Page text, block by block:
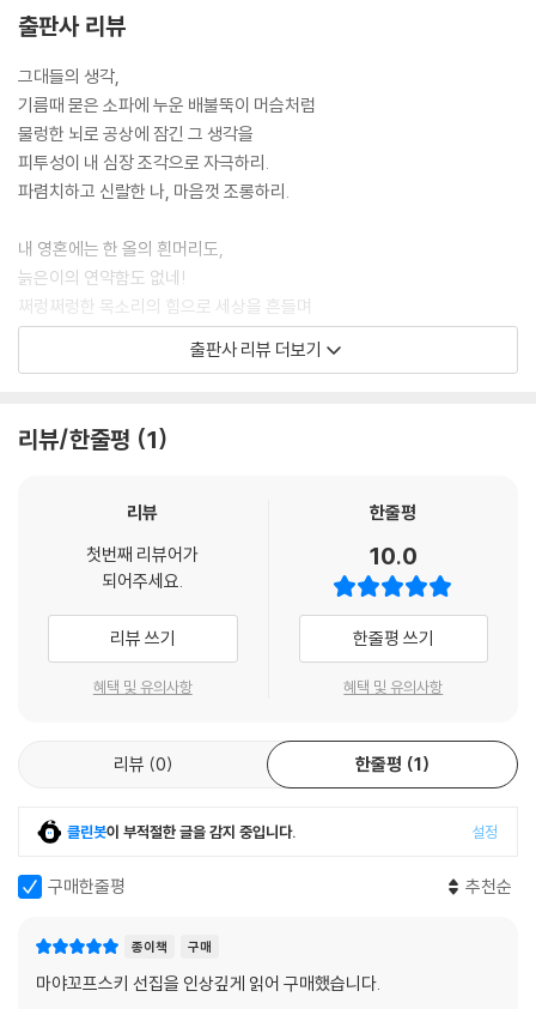
여인을 대하는 태도 154
하이네처럼 155
내전의 마지막 페이지 156
쓰레기에 대하여 158
예술 군령 2호 162
4부 소비에트 자화상
회의 중독자들 169
개자식들! 173
나는 사랑한다 183
5월 1일 201
집으로! 216
진보의 최전선 234
인조인간들 244
종이 혐오 (블라디미르 마야콥스키가 느낀 점) 248
최고의 시 253
취향 차이에 관한 시 265
타티야나 야코블레바에게 쓰는 편지 266
나는 행복하오! 277
목청을 다하여 - 서사시에 대한 첫 번째 서문 283
미완성의 시 295
작가 연보 307
작품에 대하여: 나는 시인이다, 그것만으로 흥미롭다 (조규연) 311
추천의 글: 아직 도래하지 않은 청년 전위의 초상 (이장욱) 327
출판사 리뷰
그대들의 생각,
기름때 묻은 소파에 누운 배불뚝이 머슴처럼
물렁한 뇌로 공상에 잠긴 그 생각을
피투성이 내 심장 조각으로 자극하리.
파렴치하고 신랄한 나, 마음껏 조롱하리.
내 영혼에는 한 올의 흰머리도,
늙은이의 연약함도 없네!
쩌렁쩌렁한 목소리의 힘으로 세상을 흔들며
스물두 살
나의 영혼은
절름발이 성상화가 그대만이라도
내 얼굴을
시대의 불구자 제단에 그려 주오!
장님이 되어 가는 자의
―「나」, 『바이올린과 약간의 신경과민』에서
나는 말〔言〕의 위력을 말이 울리는 경종을 안다
극장 특별석이 박수갈채로 화답하는 그런 말이 아닌
참나무 네 다리로 걷게 하는 그런 말
말은 허리띠를 졸라매고 질주해
굳은살 박인 손을 핥으려 열차처럼 기어든다
출판사 리뷰 더보기
리뷰/한줄평 1
리뷰
첫번째 리뷰어가
되어주세요.
리뷰 쓰기
혜택 및 유의사항
한줄평
10.0
한줄평 쓰기
혜택 및 유의사항
리뷰 0 한줄평 1
클린봇이 부적절한 글을 감지 중입니다. 설정
구매한줄평 추천순
종이책 구매
마야꼬프스키 선집을 인상깊게 읽어 구매했습니다.